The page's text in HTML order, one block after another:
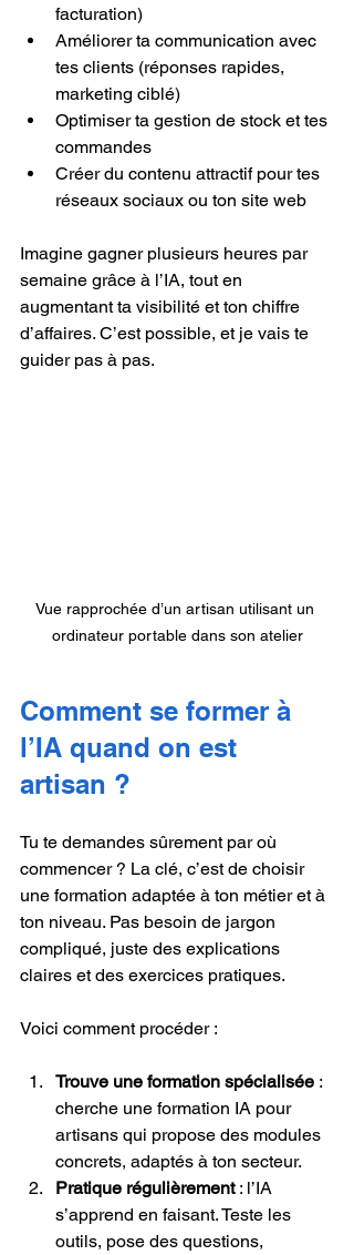
facturation)
Améliorer ta communication avec
tes clients (réponses rapides,
marketing ciblé)
Optimiser ta gestion de stock et tes
commandes
Créer du contenu attractif pour tes
réseaux sociaux ou ton site web
Imagine gagner plusieurs heures par
semaine grâce à l’IA, tout en
augmentant ta visibilité et ton chiffre
d’affaires. C’est possible, et je vais te
guider pas à pas.
Vue rapprochée d’un artisan utilisant un
ordinateur portable dans son atelier
Comment se former à
l’IA quand on est
artisan ?
Tu te demandes sûrement par où
commencer ? La clé, c’est de choisir
une formation adaptée à ton métier et à
ton niveau. Pas besoin de jargon
compliqué, juste des explications
claires et des exercices pratiques.
Voici comment procéder :
Trouve une formation spécialisée :
cherche une formation IA pour
artisans qui propose des modules
concrets, adaptés à ton secteur.
Pratique régulièrement : l’IA
s’apprend en faisant. Teste les
outils, pose des questions,